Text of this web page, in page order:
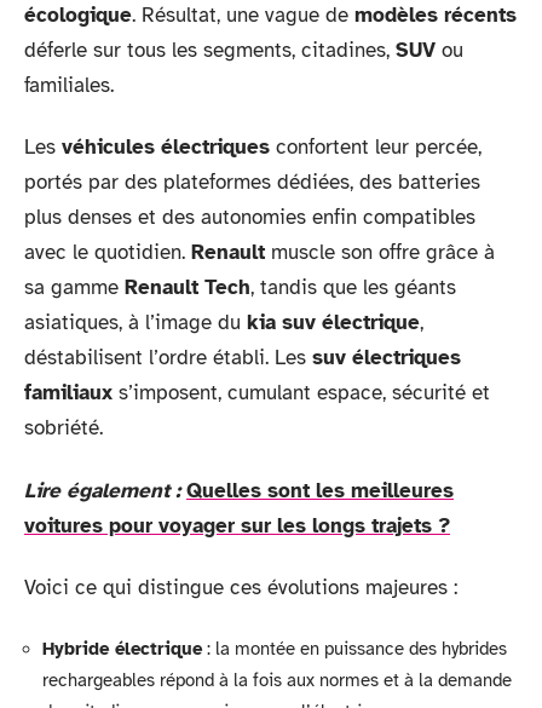
écologique. Résultat, une vague de modèles récents
déferle sur tous les segments, citadines, SUV ou
familiales.
Les véhicules électriques confortent leur percée,
portés par des plateformes dédiées, des batteries
plus denses et des autonomies enfin compatibles
avec le quotidien. Renault muscle son offre grâce à
sa gamme Renault Tech, tandis que les géants
asiatiques, à l’image du kia suv électrique,
déstabilisent l’ordre établi. Les suv électriques
familiaux s’imposent, cumulant espace, sécurité et
sobriété.
Lire également : Quelles sont les meilleures
voitures pour voyager sur les longs trajets ?
Voici ce qui distingue ces évolutions majeures :
Hybride électrique: la montée en puissance des hybrides
rechargeables répond à la fois aux normes et à la demande